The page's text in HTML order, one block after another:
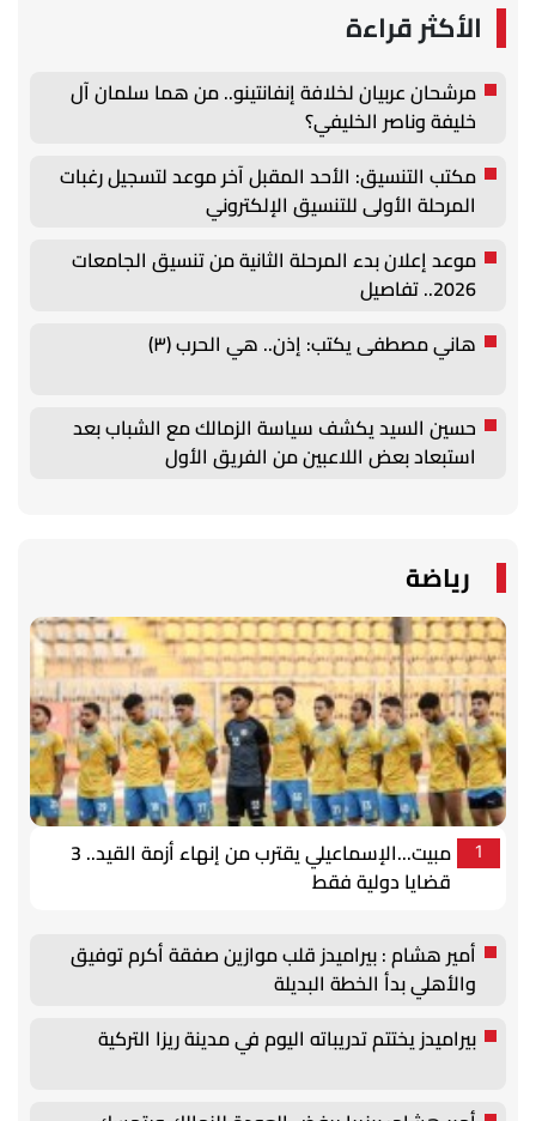
الأكثر قراءة
مرشحان عربيان لخلافة إنفانتينو.. من هما سلمان آل
خليفة وناصر الخليفي؟
مكتب التنسيق: الأحد المقبل آخر موعد لتسجيل رغبات
المرحلة الأولى للتنسيق الإلكتروني
موعد إعلان بدء المرحلة الثانية من تنسيق الجامعات
2026.. تفاصيل
هاني مصطفى يكتب: إذن.. هي الحرب (٣)
حسين السيد يكشف سياسة الزمالك مع الشباب بعد
استبعاد بعض اللاعبين من الفريق الأول
رياضة
1
مبيت...الإسماعيلي يقترب من إنهاء أزمة القيد.. 3
قضايا دولية فقط
أمير هشام : بيراميدز قلب موازين صفقة أكرم توفيق
والأهلي بدأ الخطة البديلة
بيراميدز يختتم تدريباته اليوم في مدينة ريزا التركية